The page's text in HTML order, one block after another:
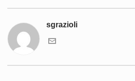
sgrazioli